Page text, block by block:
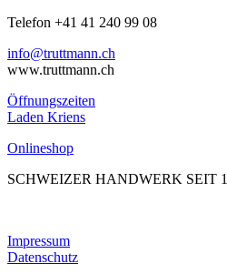
Telefon +41 41 240 99 08
hc.nnamtturt@ofni
www.truttmann.ch
Öffnungszeiten
Laden Kriens
Onlineshop
SCHWEIZER HANDWERK SEIT
Impressum
Datenschutz